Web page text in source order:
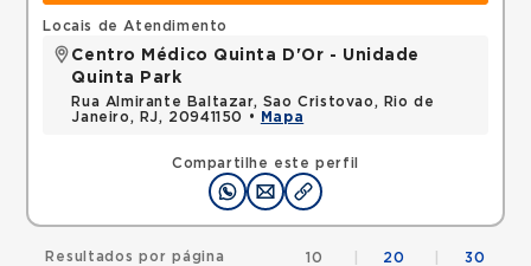
Compartilhe este perfil
Locais de Atendimento
Centro Médico Quinta D'Or - Unidade
Quinta Park
Rua Almirante Baltazar, Sao Cristovao, Rio de
Janeiro, RJ, 20941150 •
Mapa
Resultados por página 10 20 30